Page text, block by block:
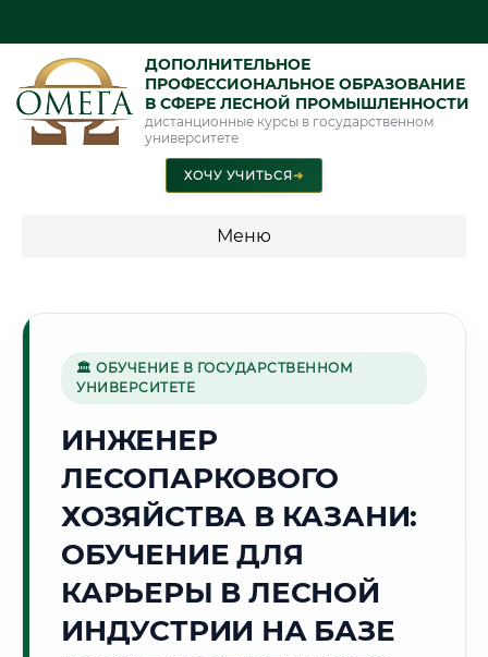
ДОПОЛНИТЕЛЬНОЕ
ПРОФЕССИОНАЛЬНОЕ ОБРАЗОВАНИЕ
В СФЕРЕ ЛЕСНОЙ ПРОМЫШЛЕННОСТИ
дистанционные курсы в государственном
университете
ХОЧУ УЧИТЬСЯ➜
Меню
промышленность"
Г. КАЗАНЬ
Точное местное время:
20:36:40
Суббота, 8 Августа
Погода в г. Казань:
🏛 ОБУЧЕНИЕ В ГОСУДАРСТВЕННОМ
УНИВЕРСИТЕТЕ
ИНЖЕНЕР
ЛЕСОПАРКОВОГО
ХОЗЯЙСТВА В КАЗАНИ:
ОБУЧЕНИЕ ДЛЯ
КАРЬЕРЫ В ЛЕСНОЙ
ИНДУСТРИИ НА БАЗЕ